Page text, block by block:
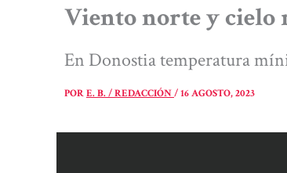
Viento norte y cielo
En Donostia temperatura
PORE. B. / REDACCIÓN/16 AGOSTO, 2023